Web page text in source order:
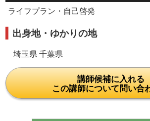
ライフプラン・自己啓発
出身地・ゆかりの地
埼玉県 千葉県
講師候補に入れる
この講師について問い合